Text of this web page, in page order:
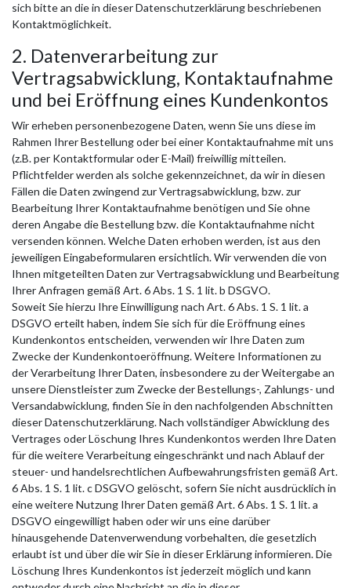
sich bitte an die in dieser Datenschutzerklärung beschriebenen
Kontaktmöglichkeit.
2. Datenverarbeitung zur
Vertragsabwicklung, Kontaktaufnahme
und bei Eröffnung eines Kundenkontos
Wir erheben personenbezogene Daten, wenn Sie uns diese im
Rahmen Ihrer Bestellung oder bei einer Kontaktaufnahme mit uns
(z.B. per Kontaktformular oder E-Mail) freiwillig mitteilen.
Pflichtfelder werden als solche gekennzeichnet, da wir in diesen
Fällen die Daten zwingend zur Vertragsabwicklung, bzw. zur
Bearbeitung Ihrer Kontaktaufnahme benötigen und Sie ohne
deren Angabe die Bestellung bzw. die Kontaktaufnahme nicht
versenden können. Welche Daten erhoben werden, ist aus den
jeweiligen Eingabeformularen ersichtlich. Wir verwenden die von
Ihnen mitgeteilten Daten zur Vertragsabwicklung und Bearbeitung
Ihrer Anfragen gemäß Art. 6 Abs. 1 S. 1 lit. b DSGVO.
Soweit Sie hierzu Ihre Einwilligung nach Art. 6 Abs. 1 S. 1 lit. a
DSGVO erteilt haben, indem Sie sich für die Eröffnung eines
Kundenkontos entscheiden, verwenden wir Ihre Daten zum
Zwecke der Kundenkontoeröffnung. Weitere Informationen zu
der Verarbeitung Ihrer Daten, insbesondere zu der Weitergabe an
unsere Dienstleister zum Zwecke der Bestellungs-, Zahlungs- und
Versandabwicklung, finden Sie in den nachfolgenden Abschnitten
dieser Datenschutzerklärung. Nach vollständiger Abwicklung des
Vertrages oder Löschung Ihres Kundenkontos werden Ihre Daten
für die weitere Verarbeitung eingeschränkt und nach Ablauf der
steuer- und handelsrechtlichen Aufbewahrungsfristen gemäß Art.
6 Abs. 1 S. 1 lit. c DSGVO gelöscht, sofern Sie nicht ausdrücklich in
eine weitere Nutzung Ihrer Daten gemäß Art. 6 Abs. 1 S. 1 lit. a
DSGVO eingewilligt haben oder wir uns eine darüber
hinausgehende Datenverwendung vorbehalten, die gesetzlich
erlaubt ist und über die wir Sie in dieser Erklärung informieren. Die
Löschung Ihres Kundenkontos ist jederzeit möglich und kann